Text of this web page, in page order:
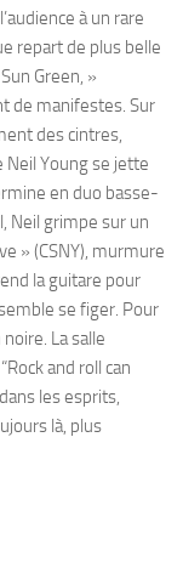
à un rare
repart de plus belle
Green, »
de manifestes. Sur
des cintres,
Young se jette
en duo basse-
Neil grimpe sur un
» (CSNY), murmure
la guitare pour
se figer. Pour
La salle
and roll can
les esprits,
là, plus